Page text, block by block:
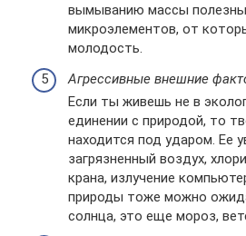
вымыванию массы
микроэлементов, от
молодость.
Агрессивные внешние
Если ты живешь не в
единении с природой, то
находится под ударом. Ее
загрязненный воздух,
крана, излучение
природы тоже можно
солнца, это еще мороз,